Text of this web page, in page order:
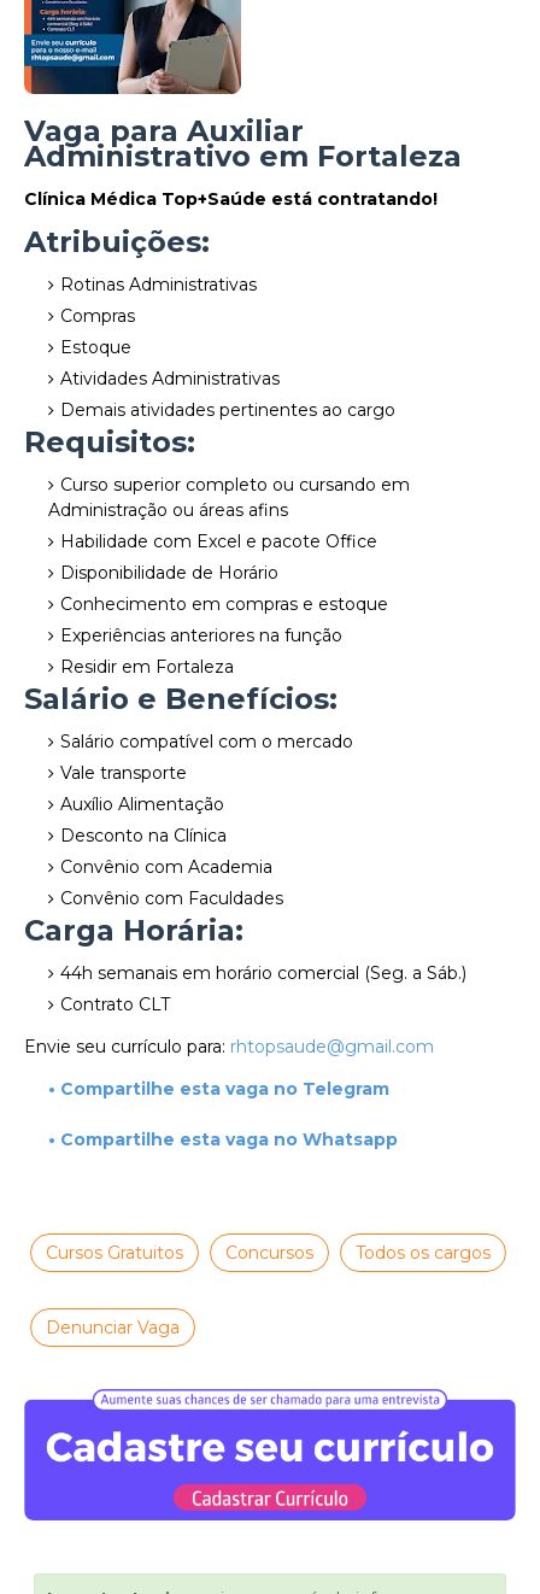
Vaga para Auxiliar
Administrativo em Fortaleza
Clínica Médica Top+Saúde está contratando!
Atribuições:
Rotinas Administrativas
Compras
Estoque
Atividades Administrativas
Demais atividades pertinentes ao cargo
Requisitos:
Curso superior completo ou cursando em
Administração ou áreas afins
Habilidade com Excel e pacote Office
Disponibilidade de Horário
Conhecimento em compras e estoque
Experiências anteriores na função
Residir em Fortaleza
Salário e Benefícios:
Salário compatível com o mercado
Vale transporte
Auxílio Alimentação
Desconto na Clínica
Convênio com Academia
Convênio com Faculdades
Carga Horária:
44h semanais em horário comercial (Seg. a Sáb.)
Contrato CLT
Envie seu currículo para: rhtopsaude@gmail.com
• Compartilhe esta vaga no Telegram
• Compartilhe esta vaga no Whatsapp
Cursos Gratuitos Concursos Todos os cargos
Denunciar Vaga